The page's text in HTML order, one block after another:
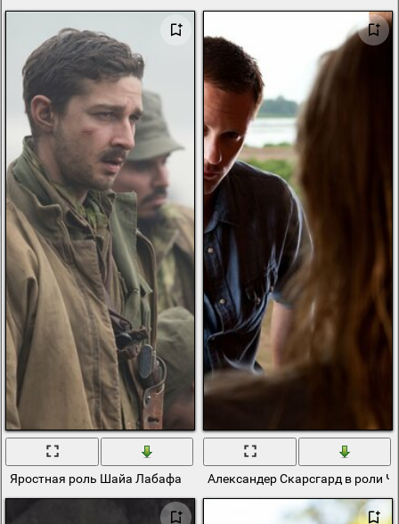
Яростная роль Шайа Лабафа Александер Скарсгард в роли